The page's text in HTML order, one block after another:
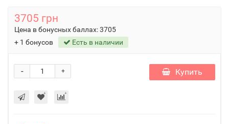
3705 грн
Цена в бонусных баллах:3705
+ 1 бонусов
Есть в наличии
+
- Купить